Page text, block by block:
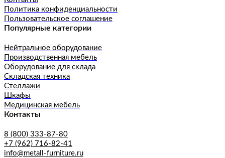
Политика конфиденциальности
Пользовательское соглашение
Популярные категории
Нейтральное оборудование
Производственная мебель
Оборудование для склада
Складская техника
Стеллажи
Шкафы
Медицинская мебель
Контакты
8 (800) 333-87-80
+7 (962) 716-82-41
info@metall-furniture.ru